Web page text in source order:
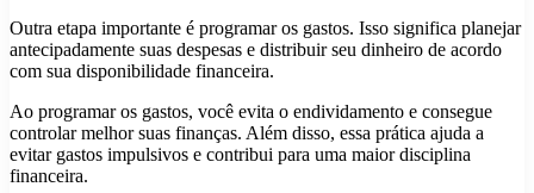
Outra etapa importante é programar os gastos. Isso significa planejar
antecipadamente suas despesas e distribuir seu dinheiro de acordo
com sua disponibilidade financeira.
Ao programar os gastos, você evita o endividamento e consegue
controlar melhor suas finanças. Além disso, essa prática ajuda a
evitar gastos impulsivos e contribui para uma maior disciplina
financeira.